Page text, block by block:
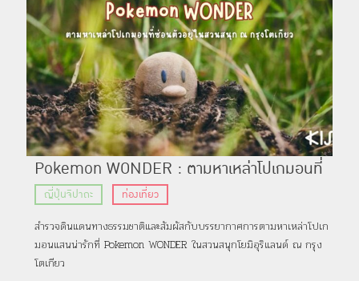
Pokemon WONDER : ตามหาเหล่าโปเกมอนที่
ซ่อนตัวอยู่ในสวนสนุก ณ กรุงโตเกียว
ญี่ปุ่นจิปาถะ ท่องเที่ยว
สำรวจดินแดนทางธรรมชาติและสัมผัสกับบรรยากาศการตามหาเหล่าโปเก
มอนแสนน่ารักที่ Pokemon WONDER ในสวนสนุกโยมิอุริแลนด์ ณ กรุง
โตเกียว